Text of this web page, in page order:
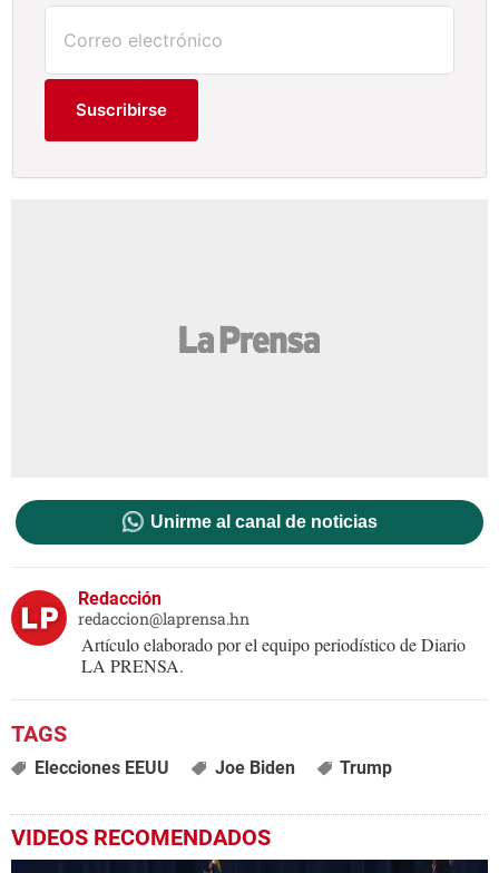
Suscribirse
Unirme al canal de noticias
Redacción
redaccion@laprensa.hn
Artículo elaborado por el equipo periodístico de Diario
LA PRENSA.
Elecciones EEUU Joe Biden Trump
VIDEOS RECOMENDADOS